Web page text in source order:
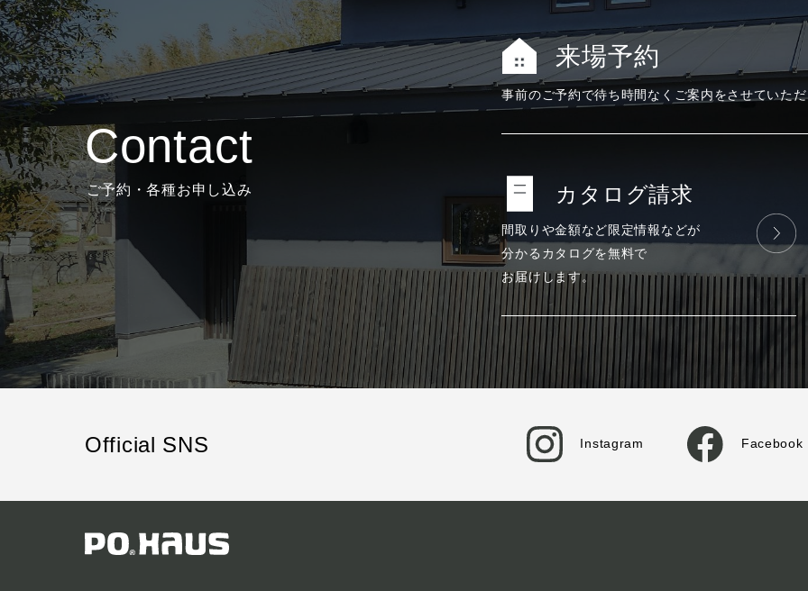
Contact
ご予約・各種お申し込み
来場予約
事前のご予約で待ち時間なく ご案内をさせていた
カタログ請求
間取りや金額など限定情報などが
分かる カタログを無料で
お届けします。
Official SNS Instagram Facebook